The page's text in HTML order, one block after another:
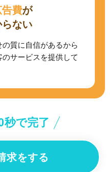
費が
ない
質に自信があるから
サービスを提供して
秒で完了
求をする